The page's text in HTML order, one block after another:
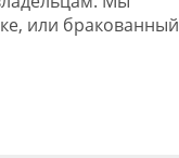
или